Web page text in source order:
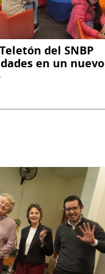
del SNBP
en un nuevo